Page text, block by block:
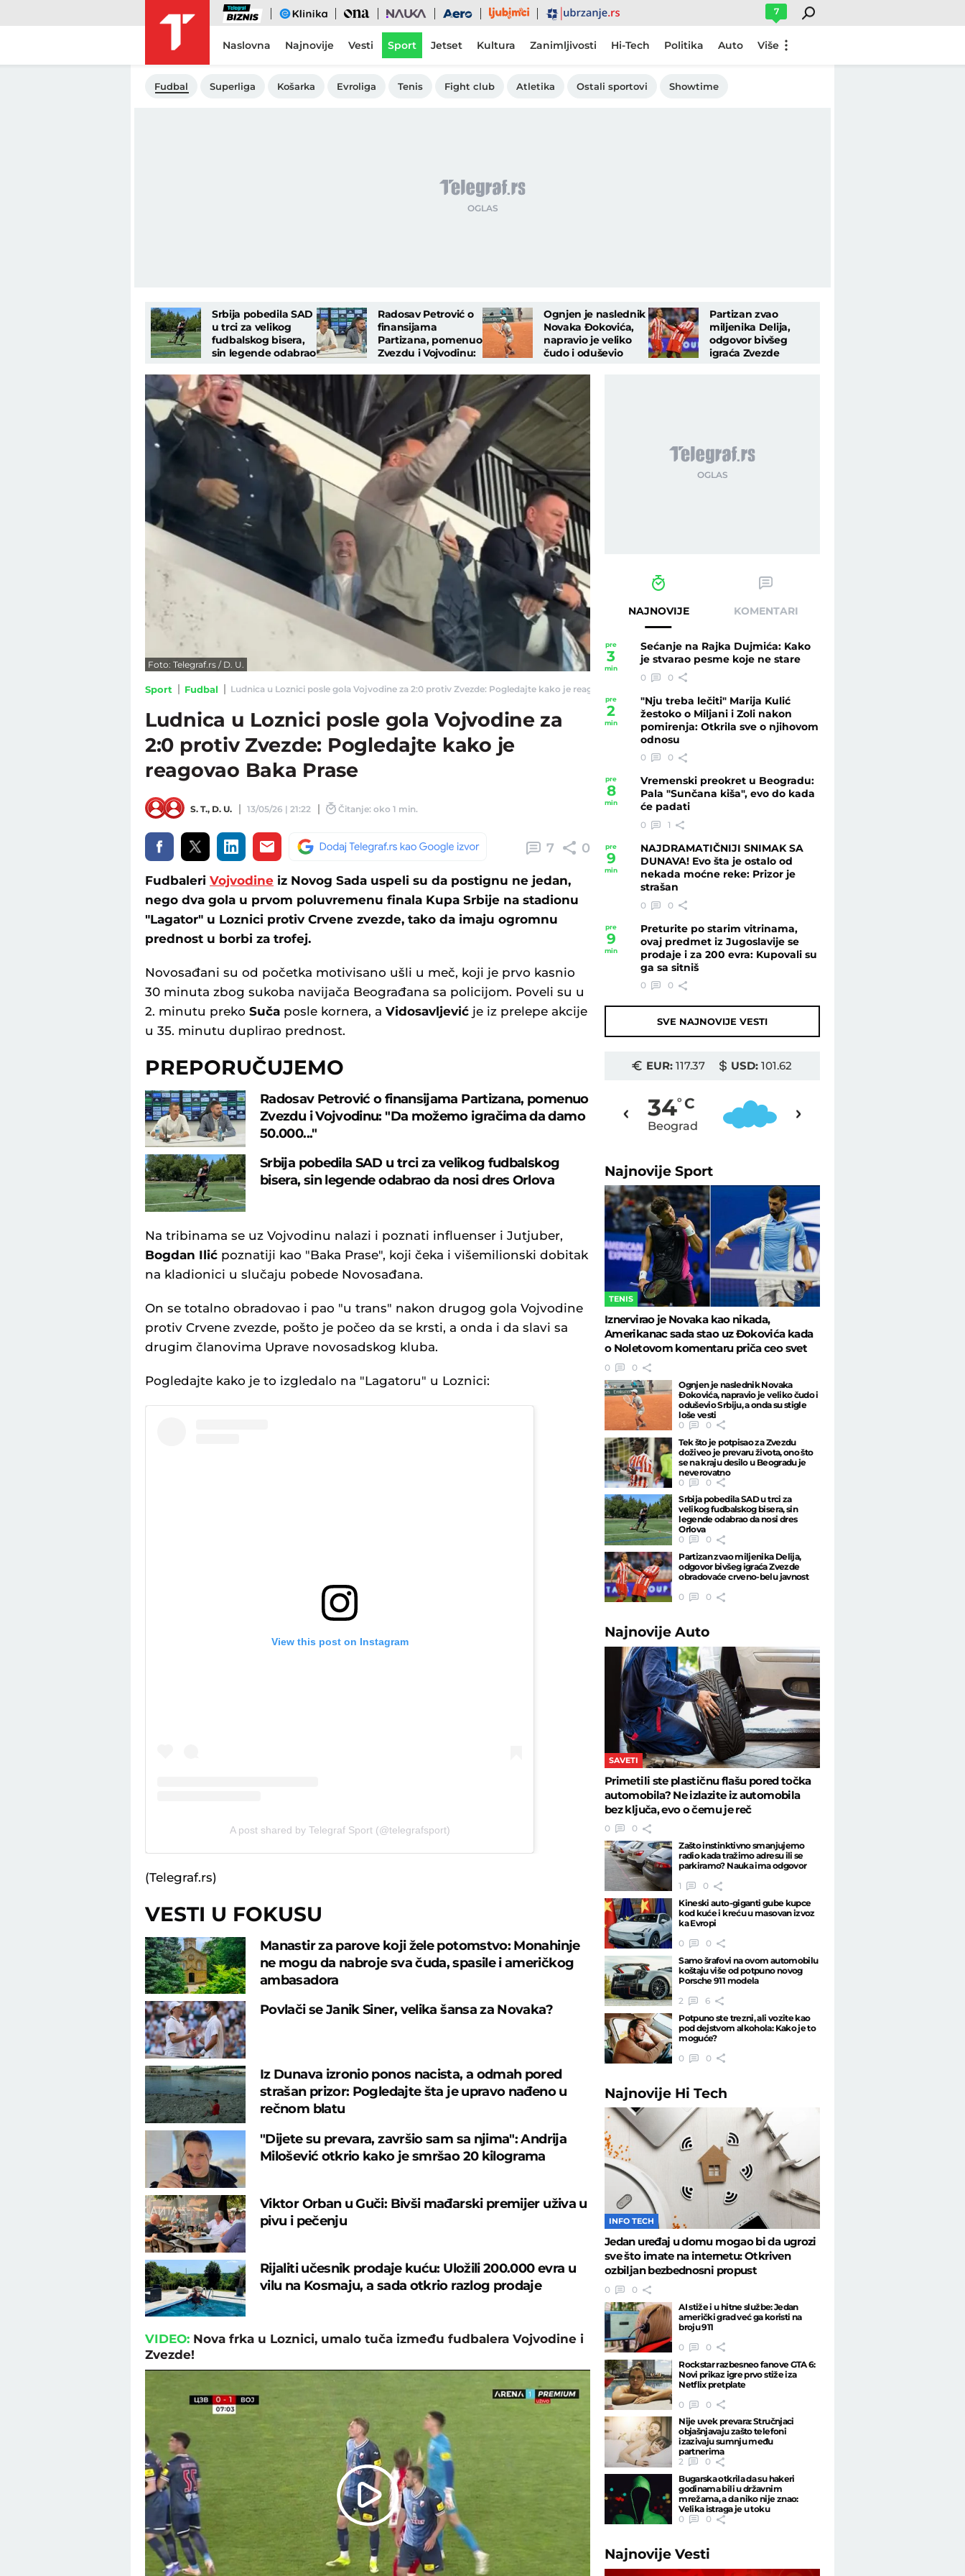
Biznis eKlinika Ona Nauka Aero Ljubimci Ubrzanje 7
Naslovna Najnovije Vesti Sport Jetset Kultura Zanimljivosti Hi-Tech Politika Auto Više
Fudbal Superliga Košarka Evroliga Tenis Fight club Atletika Ostali sportovi Showtime
Srbija pobedila SAD
u trci za velikog
fudbalskog bisera,
sin legende odabrao
Radosav Petrović o
finansijama
Partizana, pomenuo
Zvezdu i Vojvodinu:
igračima da damo
50.000..."
Ognjen je naslednik
Novaka Đokovića,
napravio je veliko
čudo i oduševio
stigle loše vesti
Partizan zvao
miljenika Delija,
odgovor bivšeg
igraća Zvezde
Foto: Telegraf.rs / D. U.
Sport Fudbal Ludnica u Loznici posle gola Vojvodine za 2:0 protiv Zvezde: Pogledajte kako je reagovao Baka Prase - Telegraf.rs
Ludnica u Loznici posle gola Vojvodine za
2:0 protiv Zvezde: Pogledajte kako je
reagovao Baka Prase
S. T., D. U. 13/05/26 | 21:22 Čitanje: oko 1 min.
7 0
Fudbaleri Vojvodine iz Novog Sada uspeli su da postignu ne jedan,
nego dva gola u prvom poluvremenu finala Kupa Srbije na stadionu
"Lagator" u Loznici protiv Crvene zvezde, tako da imaju ogromnu
prednost u borbi za trofej.
Novosađani su od početka motivisano ušli u meč, koji je prvo kasnio
30 minuta zbog sukoba navijača Beograđana sa policijom. Poveli su u
2. minutu preko Suča posle kornera, a Vidosavljević je iz prelepe akcije
u 35. minutu duplirao prednost.
PREPORUČUJEMO
Radosav Petrović o finansijama Partizana, pomenuo
Zvezdu i Vojvodinu: "Da možemo igračima da damo
50.000..."
Srbija pobedila SAD u trci za velikog fudbalskog
bisera, sin legende odabrao da nosi dres Orlova
Na tribinama se uz Vojvodinu nalazi i poznati influenser i Jutjuber,
Bogdan Ilić poznatiji kao "Baka Prase", koji čeka i višemilionski dobitak
na kladionici u slučaju pobede Novosađana.
On se totalno obradovao i pao "u trans" nakon drugog gola Vojvodine
protiv Crvene zvezde, pošto je počeo da se krsti, a onda i da slavi sa
drugim članovima Uprave novosadskog kluba.
Pogledajte kako je to izgledalo na "Lagatoru" u Loznici:
View this post on Instagram
A post shared by Telegraf Sport (@telegrafsport)
(Telegraf.rs)
VESTI U FOKUSU
Manastir za parove koji žele potomstvo: Monahinje
ne mogu da nabroje sva čuda, spasile i američkog
ambasadora
Povlači se Janik Siner, velika šansa za Novaka?
Iz Dunava izronio ponos nacista, a odmah pored
strašan prizor: Pogledajte šta je upravo nađeno u
rečnom blatu
"Dijete su prevara, završio sam sa njima": Andrija
Milošević otkrio kako je smršao 20 kilograma
Viktor Orban u Guči: Bivši mađarski premijer uživa u
pivu i pečenju
Rijaliti učesnik prodaje kuću: Uložili 200.000 evra u
vilu na Kosmaju, a sada otkrio razlog prodaje
VIDEO: Nova frka u Loznici, umalo tuča između fudbalera Vojvodine i
Zvezde!
Play
Video
NAJNOVIJE KOMENTARI
pre
3
min
Sećanje na Rajka Dujmića: Kako
je stvarao pesme koje ne stare
0 0
pre
2
min
"Nju treba lečiti" Marija Kulić
žestoko o Miljani i Zoli nakon
pomirenja: Otkrila sve o njihovom
odnosu
0 0
pre
8
min
Vremenski preokret u Beogradu:
Pala "Sunčana kiša", evo do kada
će padati
0 1
pre
9
min
NAJDRAMATIČNIJI SNIMAK SA
DUNAVA! Evo šta je ostalo od
nekada moćne reke: Prizor je
strašan
0 0
pre
9
min
Preturite po starim vitrinama,
ovaj predmet iz Jugoslavije se
prodaje i za 200 evra: Kupovali su
ga sa sitniš
0 0
SVE NAJNOVIJE VESTI
EUR:117.37 USD: 101.62
30 o C
Priština
34o C
Beograd
NajnovijeSport
TENIS
Iznervirao je Novaka kao nikada,
Amerikanac sada stao uz Đokovića kada
o Noletovom komentaru priča ceo svet
0
0
Ognjen je naslednik Novaka
Đokovića, napravio je veliko čudo i
oduševio Srbiju, a onda su stigle
loše vesti
0
0
Tek što je potpisao za Zvezdu
doživeo je prevaru života, ono što
se na kraju desilo u Beogradu je
neverovatno
0
0
Srbija pobedila SAD u trci za
velikog fudbalskog bisera, sin
legende odabrao da nosi dres
Orlova
0
0
Partizan zvao miljenika Delija,
odgovor bivšeg igraća Zvezde
obradovaće crveno-belu javnost
0
0
NajnovijeAuto
SAVETI
Primetili ste plastičnu flašu pored točka
automobila? Ne izlazite iz automobila
bez ključa, evo o čemu je reč
0
0
Zašto instinktivno smanjujemo
radio kada tražimo adresu ili se
parkiramo? Nauka ima odgovor
1
0
Kineski auto-giganti gube kupce
kod kuće i kreću u masovan izvoz
ka Evropi
0
0
Samo šrafovi na ovom automobilu
koštaju više od potpuno novog
Porsche 911 modela
2
6
Potpuno ste trezni, ali vozite kao
pod dejstvom alkohola: Kako je to
moguće?
0
0
Najnovije Hi Tech
INFO TECH
Jedan uređaj u domu mogao bi da ugrozi
sve što imate na internetu: Otkriven
ozbiljan bezbednosni propust
0
0
AI stiže i u hitne službe: Jedan
američki grad već ga koristi na
broju 911
0
0
Rockstar razbesneo fanove GTA 6:
Novi prikaz igre prvo stiže iza
Netflix pretplate
0
0
Nije uvek prevara: Stručnjaci
objašnjavaju zašto telefoni
izazivaju sumnju među
partnerima
2
0
Bugarska otkrila da su hakeri
godinama bili u državnim
mrežama, a da niko nije znao:
Velika istraga je u toku
0
0
NajnovijeVesti